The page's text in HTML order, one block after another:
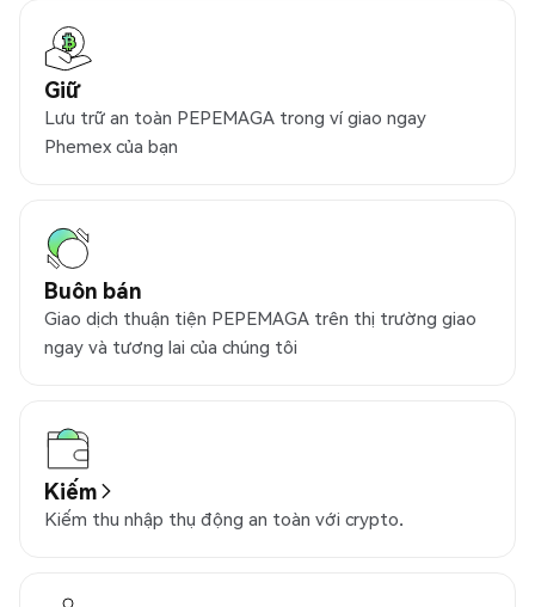
Giữ
Lưu trữ an toàn PEPEMAGA trong ví giao ngay
Phemex của bạn
Buôn bán
Giao dịch thuận tiện PEPEMAGA trên thị trường giao
ngay và tương lai của chúng tôi
Kiếm
Kiếm thu nhập thụ động an toàn với crypto.